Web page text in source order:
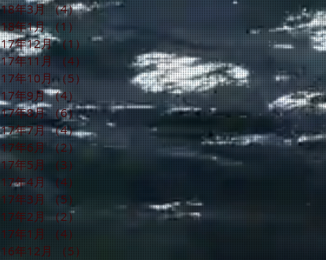
年3月
（4）4件の記事
年1月 （1）
1件の記事
年12月 （1） 1件の記事
年11月
（4）
4件の記事
年10月 （5）
5件の記事
年9月 （4）
年8月 （6）6件の記事
年7月 （4）4件の記事
年6月
（2）
2件の記事
年5月
（3）
年4月
（4）
年3月
（5）
年2月
（2）
年1月
（4）
年12月
（5）